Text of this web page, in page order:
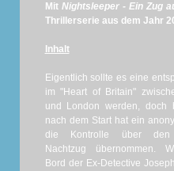
Mit Nightsleeper - Ein Zug
Thrillerserie aus dem Jahr
Inhalt
Eigentlich sollte es eine
im "Heart of Britain"
und London werden, doch
nach dem Start hat ein
die Kontrolle über den
Nachtzug übernommen.
Bord der Ex-Detective